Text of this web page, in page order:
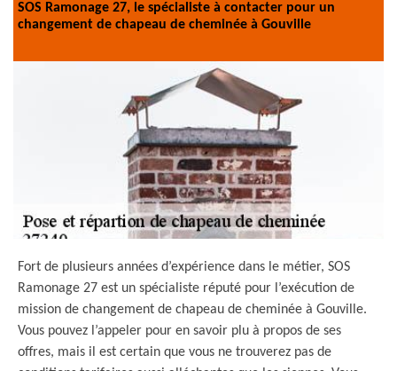
SOS Ramonage 27, le spécialiste à contacter pour un
changement de chapeau de cheminée à Gouville
Fort de plusieurs années d’expérience dans le métier, SOS
Ramonage 27 est un spécialiste réputé pour l’exécution de
mission de changement de chapeau de cheminée à Gouville.
Vous pouvez l’appeler pour en savoir plu à propos de ses
offres, mais il est certain que vous ne trouverez pas de